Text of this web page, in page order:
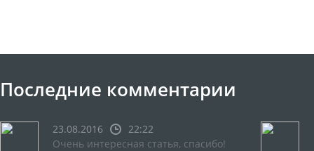
Последние комментарии
23.08.2016
22:22
Очень интересная статья, спасибо!